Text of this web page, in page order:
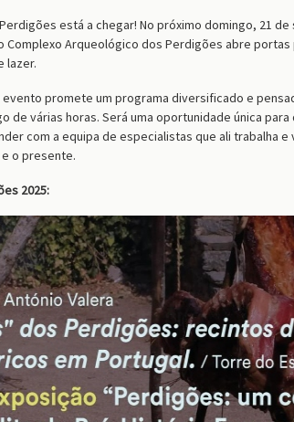
está a chegar! No próximo domingo, 21
Arqueológico dos Perdigões abre portas
lazer.
evento promete um programa diversificado e
de várias horas. Será uma oportunidade única
com a equipa de especialistas que ali trabalha
o presente.
2025: